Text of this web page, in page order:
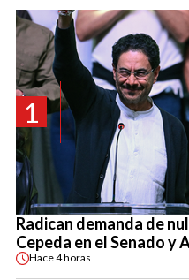
1
Radican demanda de
Cepeda en el Senado y
Hace4 horas